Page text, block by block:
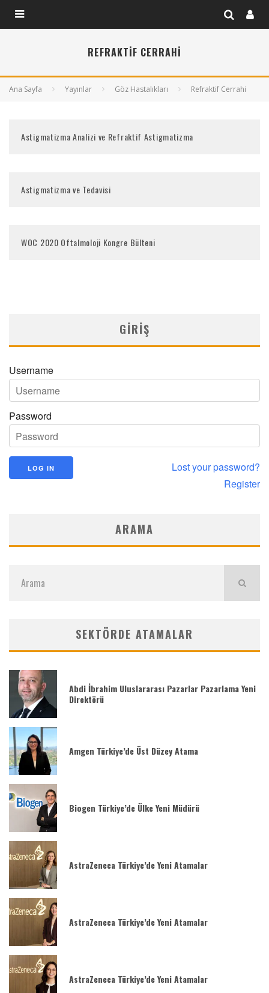
REFRAKTIF CERRAHI
Ana Sayfa Yayınlar Göz Hastalıkları Refraktif Cerrahi
Astigmatizma Analizi ve Refraktif Astigmatizma
Astigmatizma ve Tedavisi
WOC 2020 Oftalmoloji Kongre Bülteni
GIRIŞ
Username
Password
Lost your password?
Register
ARAMA
SEKTÖRDE ATAMALAR
Abdi İbrahim Uluslararası Pazarlar Pazarlama Yeni
Direktörü
Amgen Türkiye’de Üst Düzey Atama
Biogen Türkiye’de Ülke Yeni Müdürü
AstraZeneca Türkiye’de Yeni Atamalar
AstraZeneca Türkiye’de Yeni Atamalar
AstraZeneca Türkiye’de Yeni Atamalar